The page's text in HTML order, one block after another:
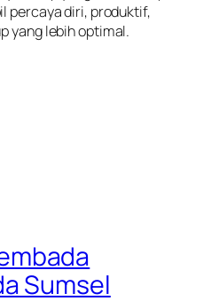
percaya diri, produktif,
yang lebih optimal.
Sumsel